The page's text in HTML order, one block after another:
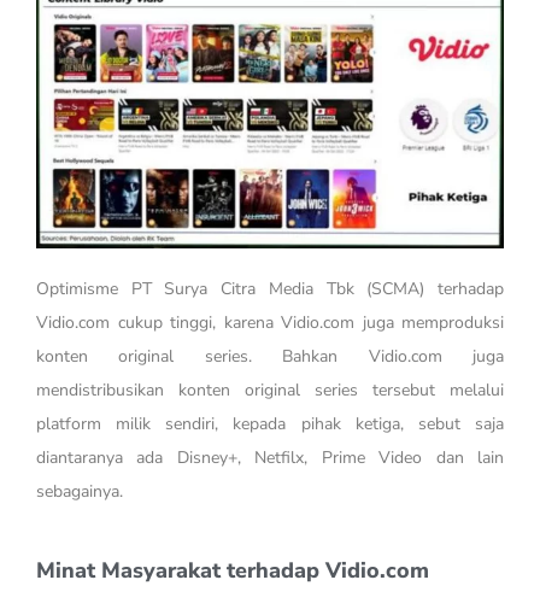
Optimisme PT Surya Citra Media Tbk (SCMA) terhadap
Vidio.com cukup tinggi, karena Vidio.com juga memproduksi
konten original series. Bahkan Vidio.com juga
mendistribusikan konten original series tersebut melalui
platform milik sendiri, kepada pihak ketiga, sebut saja
diantaranya ada Disney+, Netfilx, Prime Video dan lain
sebagainya.
Minat Masyarakat terhadap Vidio.com